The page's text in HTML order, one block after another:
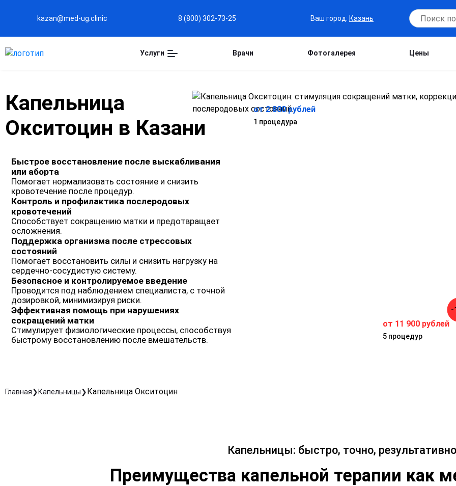
kazan@med-ug.clinic 8 (800) 302-73-25 Ваш город: Казань
Услуги Врачи Фотогалерея Цены
Капельница
Окситоцин в Казани
Быстрое восстановление после выскабливания
или аборта
Помогает нормализовать состояние и снизить
кровотечение после процедур.
Контроль и профилактика послеродовых
кровотечений
Способствует сокращению матки и предотвращает
осложнения.
Поддержка организма после стрессовых
состояний
Помогает восстановить силы и снизить нагрузку на
сердечно-сосудистую систему.
Безопасное и контролируемое введение
Проводится под наблюдением специалиста, с точной
дозировкой, минимизируя риски.
Эффективная помощь при нарушениях
сокращений матки
Стимулирует физиологические процессы, способствуя
быстрому восстановлению после вмешательств.
от 2 800 рублей
1 процедура
от 11 900 рублей
5 процедур
-
Главная Капельницы Капельница Окситоцин
Капельницы: быстро, точно, результативно
Преимущества капельной терапии как